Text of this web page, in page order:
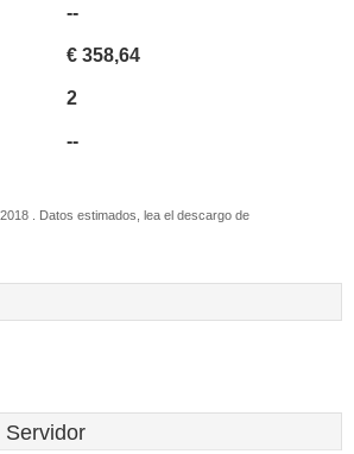
--
€ 358,64
2
--
. Datos estimados, lea el descargo de
Servidor